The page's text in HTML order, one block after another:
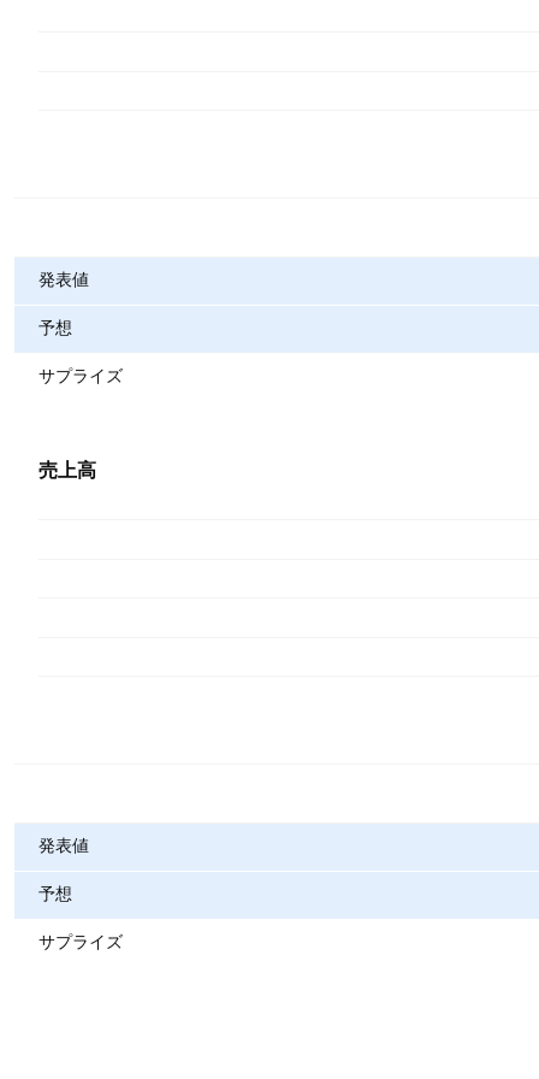
発表値
予想
サプライズ
売上高
発表値
予想
サプライズ